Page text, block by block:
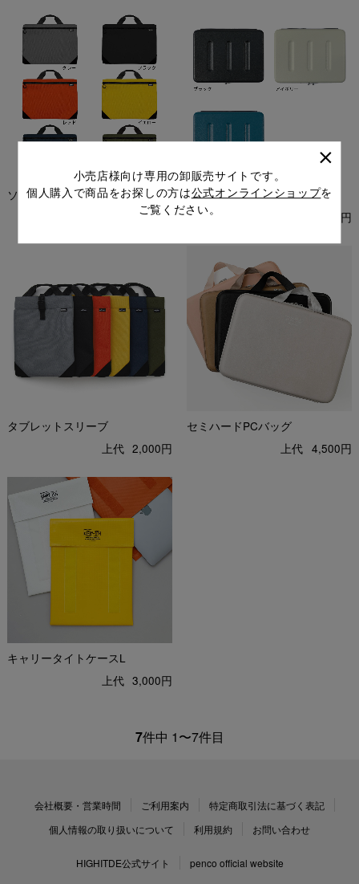
小売店様向け専用の卸販売サイトです。
個人購入で商品をお探しの方は公式オンラインショップを
ご覧ください。
ソフトPCケースL
3,000円
ハードシェルケース PC
3,800円
タブレットスリーブ
上代 2,000円
セミハードPCバッグ
上代 4,500円
キャリータイトケースL
上代 3,000円
7件中 1〜7件目
会社概要・営業時間 ご利用案内
特定商取引法に基づく表記
個人情報の取り扱いについて
利用規約 お問い合わせ
HIGHITDE公式サイト penco official website